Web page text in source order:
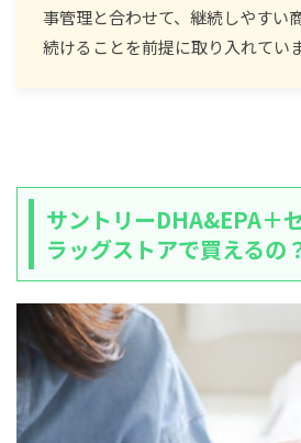
事管理と合わせて、継続しやすい
続けることを前提に取り入れてい
サントリーDHA&EPA＋
ラッグストアで買えるの